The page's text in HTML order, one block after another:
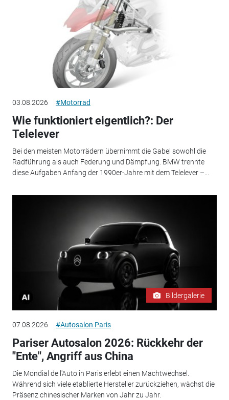
03.08.2026 #Motorrad
Wie funktioniert eigentlich?: Der
Telelever
Bei den meisten Motorrädern übernimmt die Gabel sowohl die
Radführung als auch Federung und Dämpfung. BMW trennte
diese Aufgaben Anfang der 1990er-Jahre mit dem Telelever –...
Bildergalerie
07.08.2026 #Autosalon Paris
Pariser Autosalon 2026: Rückkehr der
"Ente", Angriff aus China
Die Mondial de l'Auto in Paris erlebt einen Machtwechsel.
Während sich viele etablierte Hersteller zurückziehen, wächst die
Präsenz chinesischer Marken von Jahr zu Jahr.